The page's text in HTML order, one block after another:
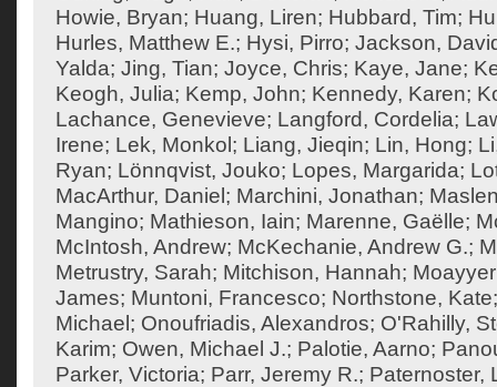
Howie, Bryan; Huang, Liren; Hubbard, Tim;
Hurles, Matthew E.; Hysi, Pirro; Jackson,
Yalda; Jing, Tian; Joyce, Chris; Kaye, Jane;
Keogh, Julia; Kemp, John; Kennedy, Karen;
Lachance, Genevieve; Langford, Cordelia;
Irene; Lek, Monkol ; Liang, Jieqin; Lin, Hong;
Ryan; Lönnqvist, Jouko; Lopes, Margarida;
MacArthur, Daniel ; Marchini, Jonathan;
Mangino; Mathieson, Iain; Marenne, Gaëlle;
McIntosh, Andrew; McKechanie, Andrew G.;
Metrustry, Sarah; Mitchison, Hannah;
James; Muntoni, Francesco; Northstone, Kate
Michael ; Onoufriadis, Alexandros; O'Rahilly,
Karim; Owen, Michael J.; Palotie, Aarno;
Parker, Victoria; Parr, Jeremy R.; Paternoster,